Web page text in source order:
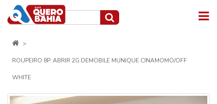
ROUPEIRO 8P. ABRIR 2G DEMOBILE MUNIQUE CINAMOMO/OFF
WHITE